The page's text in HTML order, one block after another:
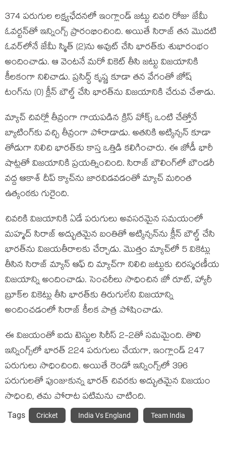
374 పరుగుల లక్ష్యఛేదనలో ఇంగ్లాండ్ జట్టు చివరి రోజు జేమీ
ఓవర్టన్‌తో ఇన్నింగ్స్ ప్రారంభించింది. అయితే సిరాజ్ తన మొదటి
ఓవర్‌లోనే జేమీ స్మిత్ (2)ను అవుట్ చేసి భారత్‌కు శుభారంభం
అందించాడు. ఆ వెంటనే మరో వికెట్ తీసి జట్టు విజయానికి
కీలకంగా నిలిచాడు. ప్రసిద్ధ్ కృష్ణ కూడా తన వేగంతో జోష్
టంగ్‌ను (0) క్లీన్ బౌల్డ్ చేసి భారత్‌ను విజయానికి చేరువ చేశాడు.
మ్యాచ్ చివర్లో తీవ్రంగా గాయపడిన క్రిస్ వోక్స్ ఒంటి చేత్తోనే
బ్యాటింగ్‌కు వచ్చి తీవ్రంగా పోరాడాడు. అతనికి అట్కిన్సన్ కూడా
తోడుగా నిలిచి భారత్‌కు కాస్త ఒత్తిడి కలిగించారు. ఈ జోడీ భారీ
షాట్లతో విజయానికి ప్రయత్నించింది. సిరాజ్ బౌలింగ్‌లో బౌండరీ
వద్ద ఆకాశ్ దీప్ క్యాచ్‌ను జారవిడవడంతో మ్యాచ్ మరింత
ఉత్కంఠకు గురైంది.
చివరికి విజయానికి ఏడే పరుగులు అవసరమైన సమయంలో
మహ్మద్ సిరాజ్ అద్భుతమైన బంతితో అట్కిన్సన్‌ను క్లీన్ బౌల్డ్ చేసి
భారత్‌ను విజయతీరాలకు చేర్చాడు. మొత్తం మ్యాచ్‌లో 5 వికెట్లు
తీసిన సిరాజ్‌ మ్యాన్ ఆఫ్ ది మ్యాచ్‌గా నిలిచి జట్టుకు చిరస్మరణీయ
విజయాన్ని అందించాడు. సెంచరీలు సాధించిన జో రూట్, హ్యారీ
బ్రూక్‌ల వికెట్లు తీసి భారత్‌కు తిరుగులేని విజయాన్ని
అందించడంలో సిరాజ్‌ కీలక పాత్ర పోషించాడు.
ఈ విజయంతో ఐదు టెస్టుల సిరీస్ 2-2తో సమమైంది. తొలి
ఇన్నింగ్స్‌లో భారత్ 224 పరుగులు చేయగా, ఇంగ్లాండ్ 247
పరుగులు సాధించింది. అయితే రెండో ఇన్నింగ్స్‌లో 396
పరుగులతో పుంజుకున్న భారత్ చివరకు అద్భుతమైన విజయం
సాధించి, తమ పోరాట పటిమను చాటింది.
Tags Cricket India Vs England Team India